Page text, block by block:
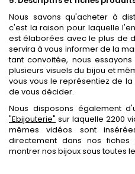
Nous savons qu'acheter à
c'est la raison pour laquelle
est élaborées avec le plus de
servira à vous informer de la
tant convoitée, nous
plusieurs visuels du bijou et
vous vous le représentiez de
de vous décider.
Nous disposons également
"Ebijouterie" sur laquelle 2200
mêmes vidéos sont
directement dans nos
montrer nos bijoux sous toutes